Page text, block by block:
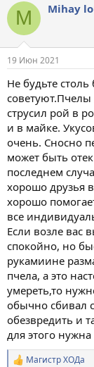
к
и
M Mihay
19 Июн 2021
Не будьте
струсил рой в
и в майке.
очень. Сносно
может быть
последнем
хорошо друзья
хорошо
все
Если возле вас
спокойно, но
рукамиине
пчела, а это
умереть,то
обычно сбивал
обезвредить и
для этого
Р Магистр ХОДа